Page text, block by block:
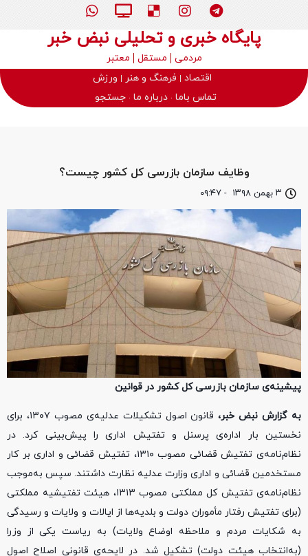
پایگاه خبری و تحلیلی نبض خبر
مردمی مستقل
معتبر
اقتصاد
فرهنگ و هنر
ورزش
تماس باما درباره ما جستجو
۳ بهمن ۱۳۹۸ - ۰۹:۴۷
وظایف سازمان بازرسی کل کشور چیست؟
پیشینه‌ی سازمان بازرسی کل کشور در قوانین
به گزارش نبض خبر،
قانون اصول تشکیلات عدلیه‌ی مصوب ۱۳۰۷، برای
نخستین بار اداره‌ی پرسنل و تفتیش اداری را پیش‌بینی کرد. در
نظام‌نامه‌ی تفتیش قضائی مصوب ۱۳۱۰، تفتیش قضائی و اداری بر کار
مستخدمین قضائی و اداری وزارت عدلیه نظارت داشتند. سپس به‌موجب
نظام‌نامه‌ی تفتیش کل مملکتی مصوب ۱۳۱۳، هیئت تفتیشیه مملکتی
(برای تفتیش رفتار مأموران دولت و بلدیه‌ها از ایالات و ولایات و رسیدگی
به شکایات مردم و ملاحظه اوضاع ولایات) به ریاست یکی از وزرا
(به‌انتخاب هیئت دولت) تشکیل شد. در لایحه‌ی قانونی اصلاح اصول